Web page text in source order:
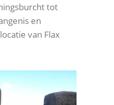
tot
en
van Flax